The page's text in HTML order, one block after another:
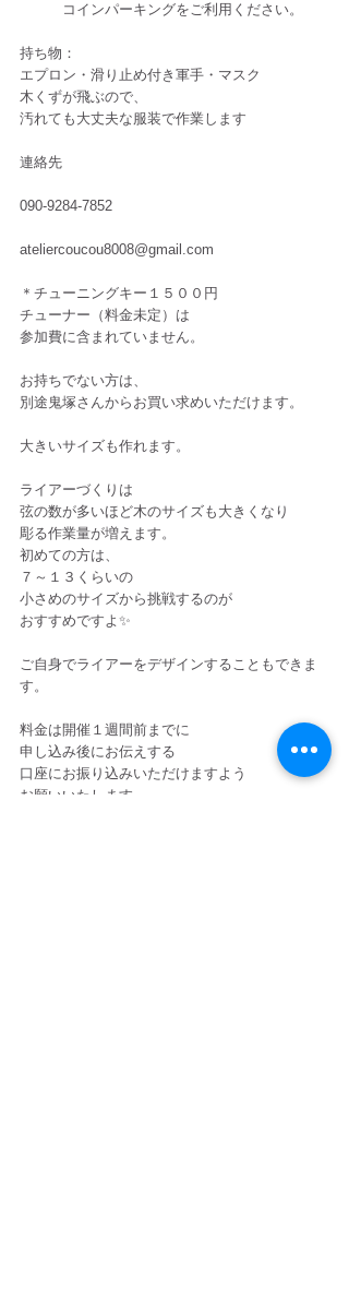
コインパーキングをご利用ください。
持ち物：
エプロン・滑り止め付き軍手・マスク
木くずが飛ぶので、
汚れても大丈夫な服装で作業します
連絡先
090-9284-7852
ateliercoucou8008@gmail.com
＊チューニングキー１５００円
チューナー（料金未定）は
参加費に含まれていません。
お持ちでない方は、
別途鬼塚さんからお買い求めいただけます。
大きいサイズも作れます。
ライアーづくりは
弦の数が多いほど木のサイズも大きくなり
彫る作業量が増えます。
初めての方は、
７～１３くらいの
小さめのサイズから挑戦するのが
おすすめですよ✨
ご自身でライアーをデザインすることもできま
す。
料金は開催１週間前までに
申し込み後にお伝えする
口座にお振り込みいただけますよう
お願いいたします。